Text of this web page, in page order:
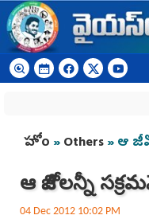
Skip to main content
You are here
హోం »Others» ఆ
ఆ జీవోలన్నీ
04 Dec 2012 10:02 PM